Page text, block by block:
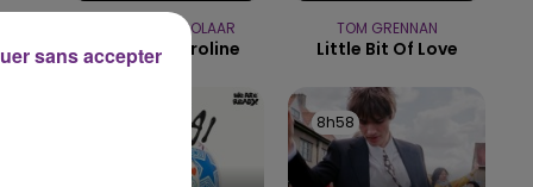
LE WEEK-END CHAMPAGNE FM
ZAHO & MC SOLAAR
Comme Caroline
TOM GRENNAN
Little Bit Of Love
8h58
8h58
sans accepter